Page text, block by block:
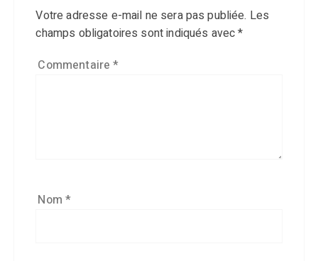
Votre adresse e-mail ne sera pas publiée. Les
champs obligatoires sont indiqués avec*
Commentaire*
Nom*